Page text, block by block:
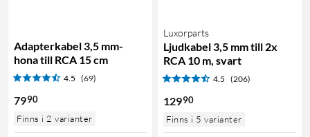
Adapterkabel 3,5 mm-
hona till RCA 15 cm
4.5 (69)
7990
Finns i 2 varianter
Luxorparts
Ljudkabel 3,5 mm till 2x
RCA 10 m, svart
4.5 (206)
12990
Finns i 5 varianter